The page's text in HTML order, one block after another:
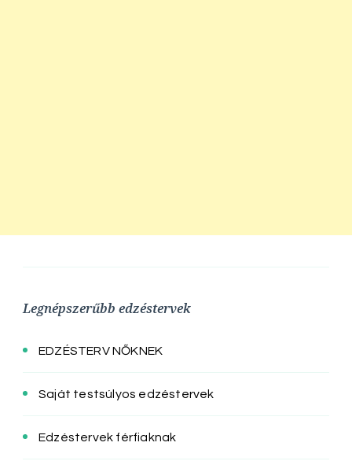
Legnépszerűbb edzéstervek
EDZÉSTERV NŐKNEK
Saját testsúlyos edzéstervek
Edzéstervek férfiaknak